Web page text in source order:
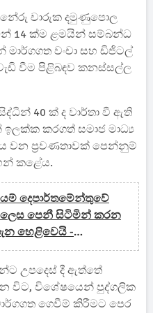
චාරුක දමුණුපොල
14 ක්ම ළමයින් සම්බන්ධ
වංචා සහ ඩිජිටල්
වීම පිළිබඳව කනස්සල්ල
40 ක් ද වාර්තා වී ඇති
කරගත් සමාජ මාධ්‍ය
වන ප්‍රවණතාවක් පෙන්නුම්
කළේය.
දෙපාර්තමේන්තුවේ
පෙනී සිටිමින් කරන
හෙළිවෙයි -
දැනුම්දීමක්
උපදෙස් දී ඇත්තේ
විට, විශේෂයෙන් පුද්ගලික
ගෙවීම් කිරීමට පෙර